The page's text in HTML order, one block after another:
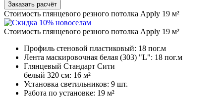
Заказать расчёт
Стоимость глянцевого резного потолка Apply 19 м²
Стоимость глянцевого резного потолка Apply 19 м²
Профиль стеновой пластиковый: 18 пог.м
Лента маскировочная белая (303) "L": 18 пог.м
Глянцевый Стандарт Сити
белый 320 см: 16 м²
Установка светильников: 9 шт.
Работа по установке: 19 м²